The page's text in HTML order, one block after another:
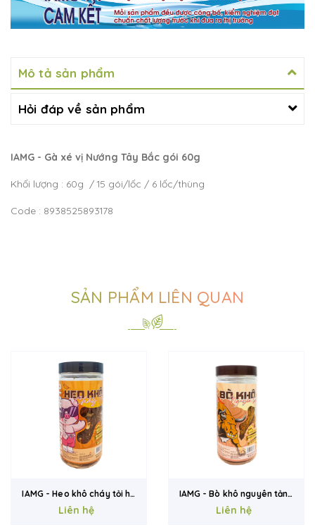
Mô tả sản phẩm
Hỏi đáp về sản phẩm
IAMG - Gà xé vị Nướng Tây Bắc gói 60g
Khối lượng : 60g / 15 gói/lốc / 6 lốc/thùng
Code : 8938525893178
SẢN PHẨM LIÊN QUAN
IAMG - Heo khô cháy tỏi hũ
165g
Liên hệ
IAMG - Bò khô nguyên tảng
hũ 180g
Liên hệ